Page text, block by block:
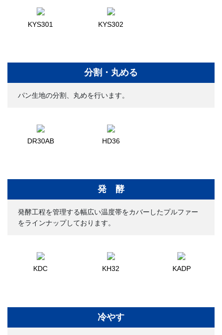
KYS301 KYS302
分割・丸める
パン生地の分割、丸めを行います。
DR30AB HD36
発 酵
発酵工程を管理する幅広い温度帯をカバーしたプルファー
をラインナップしております。
KDC KH32 KADP
冷やす